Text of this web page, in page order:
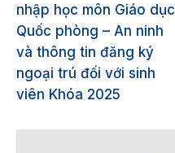
nhập học môn Giáo dục
Quốc phòng – An ninh
và thông tin đăng ký
ngoại trú đối với sinh
viên Khóa 2025